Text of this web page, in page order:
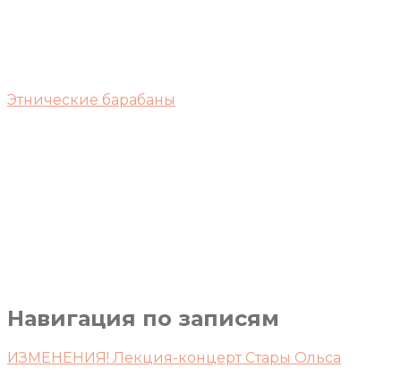
Этнические барабаны
Навигация по записям
ИЗМЕНЕНИЯ! Лекция-концерт Стары Ольса